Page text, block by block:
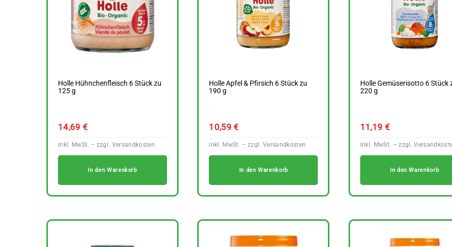
Holle Hühnchenfleisch 6 Stück zu
125 g
14,69€
In den Warenkorb
Holle Apfel & Pfirsich 6 Stück zu
190 g
10,59€
In den Warenkorb
Holle Gemüserisotto 6 Stück
220 g
11,19 €
In den Warenkorb